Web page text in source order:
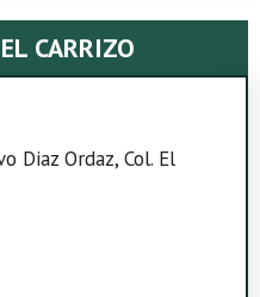
CARRIZO
Diaz Ordaz, Col. El